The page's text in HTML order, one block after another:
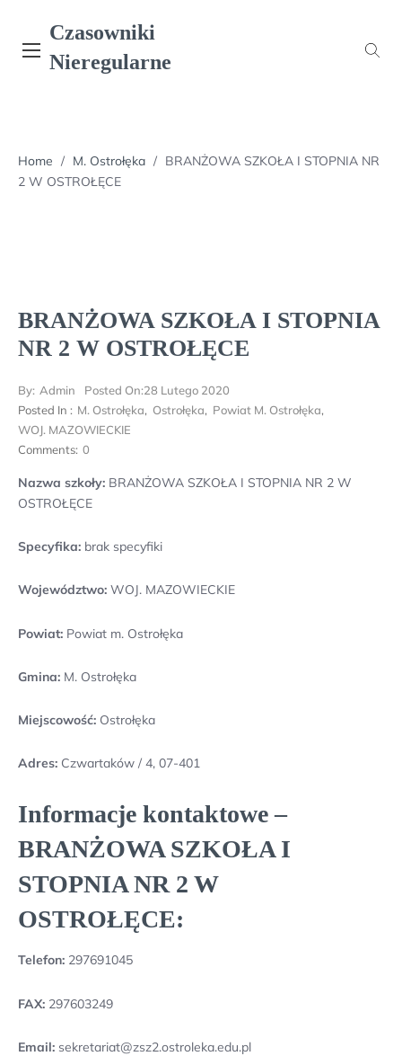
content
Czasowniki
Nieregularne
Home / M. Ostrołęka / BRANŻOWA SZKOŁA I STOPNIA NR
2 W OSTROŁĘCE
BRANŻOWA SZKOŁA I STOPNIA
NR 2 W OSTROŁĘCE
By: Admin Posted On:28 Lutego 2020
Posted In : M. Ostrołęka, Ostrołęka, Powiat M. Ostrołęka,
WOJ. MAZOWIECKIE
Comments: 0
Nazwa szkoły: BRANŻOWA SZKOŁA I STOPNIA NR 2 W
OSTROŁĘCE
Specyfika: brak specyfiki
Województwo: WOJ. MAZOWIECKIE
Powiat: Powiat m. Ostrołęka
Gmina: M. Ostrołęka
Miejscowość: Ostrołęka
Adres: Czwartaków / 4, 07-401
Informacje kontaktowe –
BRANŻOWA SZKOŁA I
STOPNIA NR 2 W
OSTROŁĘCE:
Telefon: 297691045
FAX: 297603249
Email: sekretariat@zsz2.ostroleka.edu.pl